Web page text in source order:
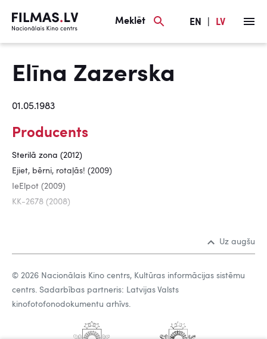
Meklēt EN LV
Elīna Zazerska
01.05.1983
Producents
Sterilā zona (2012)
Ejiet, bērni, rotaļās! (2009)
IeElpot (2009)
KK-2678 (2008)
Uz augšu
© 2026 Nacionālais Kino centrs, Kultūras informācijas sistēmu
centrs. Sadarbības partneris: Latvijas Valsts
kinofotofonodokumentu arhīvs.